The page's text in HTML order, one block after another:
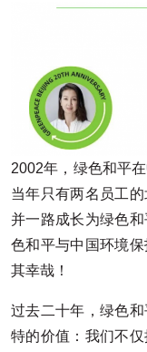
2002年，绿色和平
当年只有两名员工
并一路成长为绿色
色和平与中国环境
其幸哉！
过去二十年，绿色
特的价值：我们不